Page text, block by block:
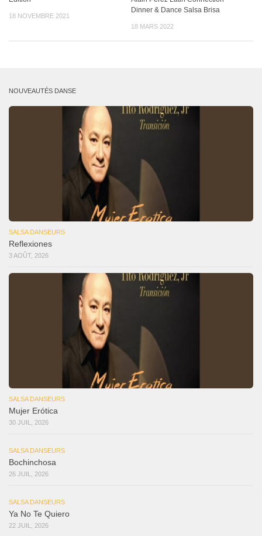
18 NOVEMBRE 2021
Dinner & Dance Salsa Brisa
18 MARS 2022
NOUVEAUTÉS DANSE
SALSA DANSEURS
Reflexiones
3 AOÛT, 2026
SALSA DANSEURS
Mujer Erótica
30 JUIL, 2026
SALSA DANSEURS
Bochinchosa
26 JUIL, 2026
SALSA DANSEURS
Ya No Te Quiero
22 JUIL, 2026